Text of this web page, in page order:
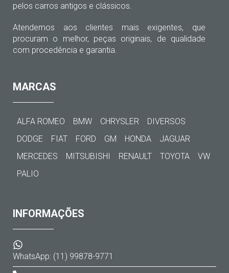
pelos carros antigos e clássicos.
Atendemos aos clientes mais exigentes, que
procuram o melhor, peças originais, de qualidade
com procedência e garantia.
MARCAS
ALFA ROMEO BMW CHRYSLER
DIVERSOS
DODGE
FIAT FORD GM HONDA
JAGUAR
MERCEDES
MITSUBISHI RENAULT TOYOTA
VW
PALIO
INFORMAÇÕES
WhatsApp: (11) 99878-9771